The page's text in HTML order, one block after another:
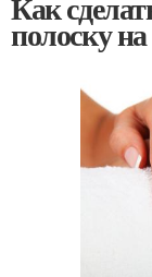
полоску